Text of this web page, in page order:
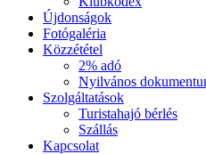
Újdonságok
Fotógaléria
Közzététel
2% adó
Nyilvános
Szolgáltatások
Turistahajó bérlés
Szállás
Kapcsolat